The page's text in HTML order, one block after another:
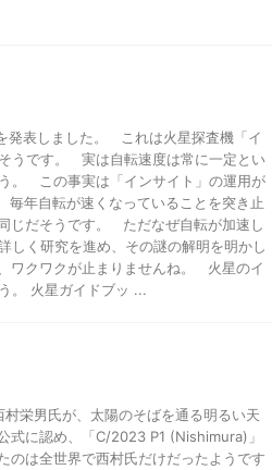
発表しました。 これは火星探査機「イ
うです。 実は自転速度は常に一定とい
。 この事実は「インサイト」の運用が
年自転が速くなっていることを突き止
じだそうです。 ただなぜ自転が加速し
しく研究を進め、その謎の解明を明かし
ワクワクが止まりませんね。 火星のイ
。 火星ガイドブッ ...
栄男氏が、太陽のそばを通る明るい天
に認め、「C/2023 P1 (Nishimura)」
は全世界で西村氏だけだったようです